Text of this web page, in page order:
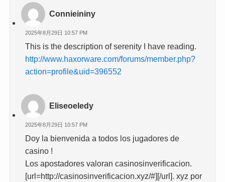
Connieininy
2025年8月29日 10:57 PM
This is the description of serenity I have reading.
http://www.haxorware.com/forums/member.php?
action=profile&uid=396552
Eliseoeledy
2025年8月29日 10:57 PM
Doy la bienvenida a todos los jugadores de
casino !
Los apostadores valoran casinosinverificacion.
[url=http://casinosinverificacion.xyz/#][/url]. xyz por